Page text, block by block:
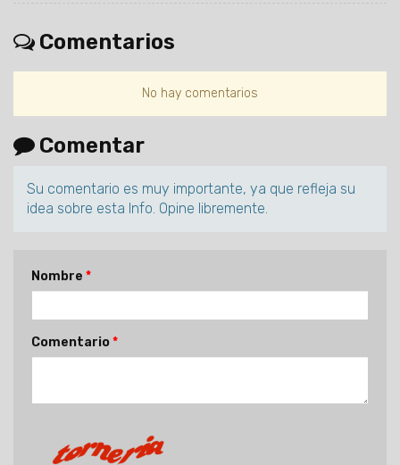
Comentarios
No hay comentarios
Comentar
Su comentario es muy importante, ya que refleja su
idea sobre esta Info. Opine libremente.
Nombre
Comentario